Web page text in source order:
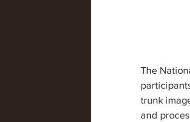
The
trunk
and